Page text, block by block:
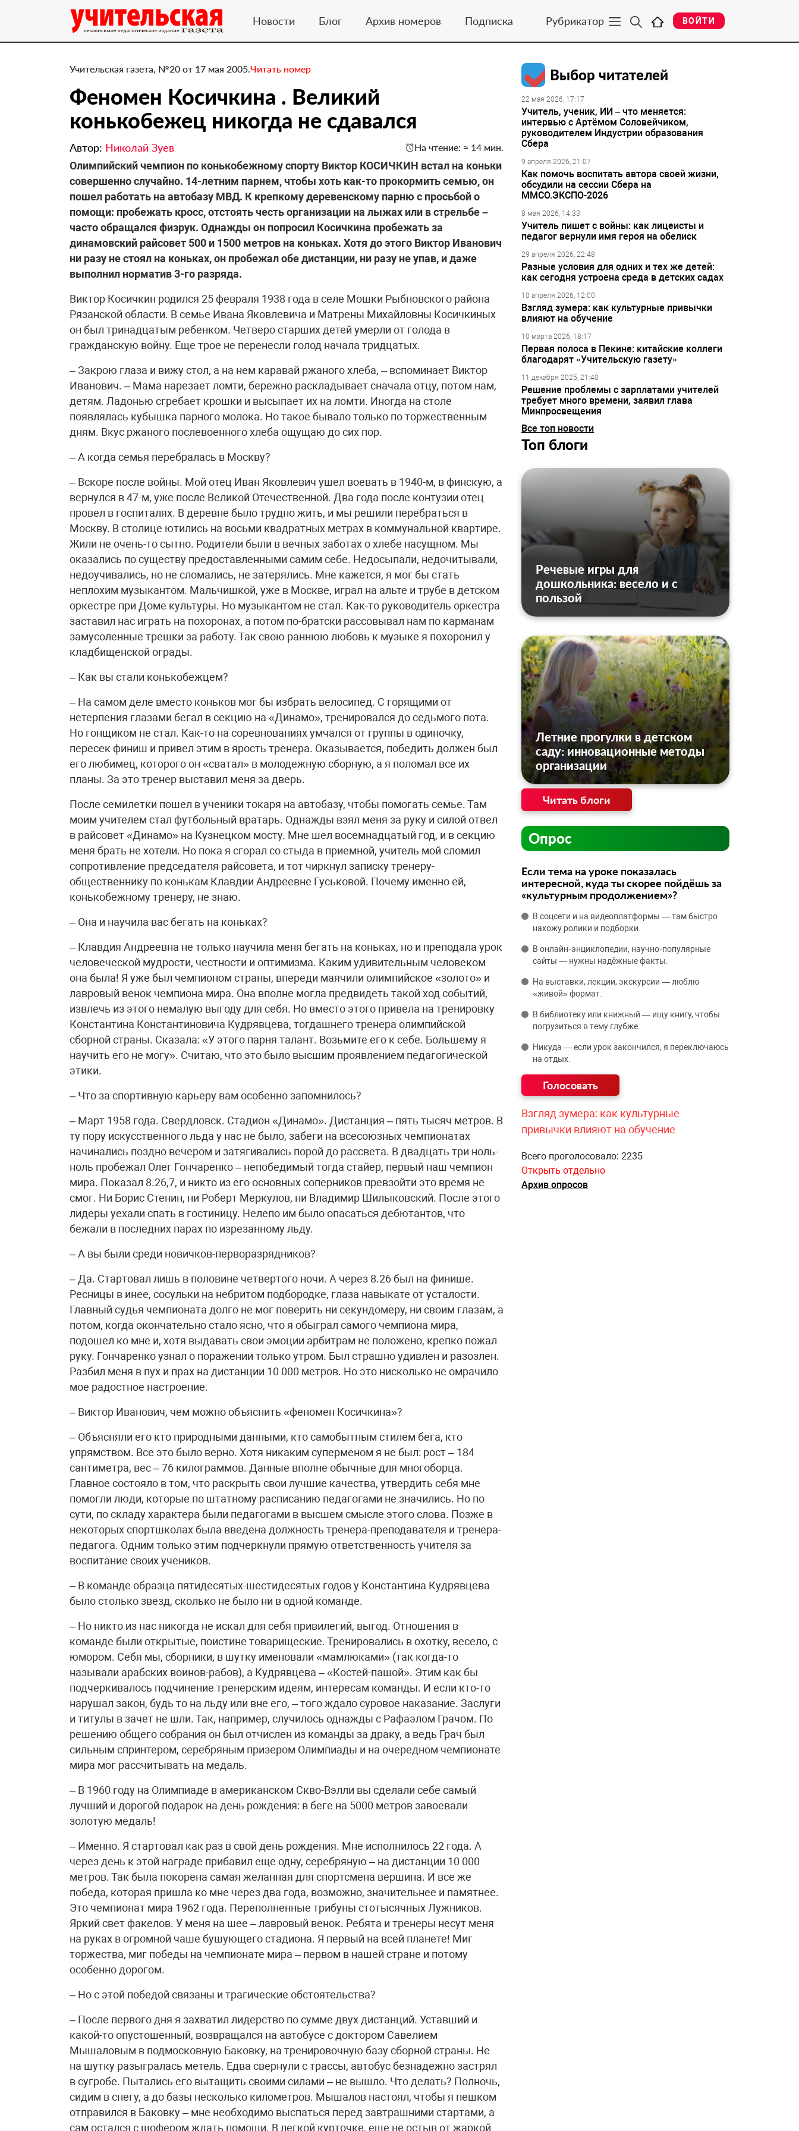
Новости Блог Архив номеров Подписка Рубрикатор ВОЙТИ
Учительская газета, №20 от 17 мая 2005.Читать номер
Феномен Косичкина . Великий
конькобежец никогда не сдавался
Автор: Николай Зуев На чтение: ≈ 14 мин.
Олимпийский чемпион по конькобежному спорту Виктор КОСИЧКИН встал на коньки
совершенно случайно. 14-летним парнем, чтобы хоть как-то прокормить семью, он
пошел работать на автобазу МВД. К крепкому деревенскому парню с просьбой о
помощи: пробежать кросс, отстоять честь организации на лыжах или в стрельбе –
часто обращался физрук. Однажды он попросил Косичкина пробежать за
динамовский райсовет 500 и 1500 метров на коньках. Хотя до этого Виктор Иванович
ни разу не стоял на коньках, он пробежал обе дистанции, ни разу не упав, и даже
выполнил норматив 3-го разряда.
Виктор Косичкин родился 25 февраля 1938 года в селе Мошки Рыбновского района
Рязанской области. В семье Ивана Яковлевича и Матрены Михайловны Косичкиных
он был тринадцатым ребенком. Четверо старших детей умерли от голода в
гражданскую войну. Еще трое не перенесли голод начала тридцатых.
– Закрою глаза и вижу стол, а на нем каравай ржаного хлеба, – вспоминает Виктор
Иванович. – Мама нарезает ломти, бережно раскладывает сначала отцу, потом нам,
детям. Ладонью сгребает крошки и высыпает их на ломти. Иногда на столе
появлялась кубышка парного молока. Но такое бывало только по торжественным
дням. Вкус ржаного послевоенного хлеба ощущаю до сих пор.
– А когда семья перебралась в Москву?
– Вскоре после войны. Мой отец Иван Яковлевич ушел воевать в 1940-м, в финскую, а
вернулся в 47-м, уже после Великой Отечественной. Два года после контузии отец
провел в госпиталях. В деревне было трудно жить, и мы решили перебраться в
Москву. В столице ютились на восьми квадратных метрах в коммунальной квартире.
Жили не очень-то сытно. Родители были в вечных заботах о хлебе насущном. Мы
оказались по существу предоставленными самим себе. Недосыпали, недочитывали,
недоучивались, но не сломались, не затерялись. Мне кажется, я мог бы стать
неплохим музыкантом. Мальчишкой, уже в Москве, играл на альте и трубе в детском
оркестре при Доме культуры. Но музыкантом не стал. Как-то руководитель оркестра
заставил нас играть на похоронах, а потом по-братски рассовывал нам по карманам
замусоленные трешки за работу. Так свою раннюю любовь к музыке я похоронил у
кладбищенской ограды.
– Как вы стали конькобежцем?
– На самом деле вместо коньков мог бы избрать велосипед. С горящими от
нетерпения глазами бегал в секцию на «Динамо», тренировался до седьмого пота.
Но гонщиком не стал. Как-то на соревнованиях умчался от группы в одиночку,
пересек финиш и привел этим в ярость тренера. Оказывается, победить должен был
его любимец, которого он «сватал» в молодежную сборную, а я поломал все их
планы. За это тренер выставил меня за дверь.
После семилетки пошел в ученики токаря на автобазу, чтобы помогать семье. Там
моим учителем стал футбольный вратарь. Однажды взял меня за руку и силой отвел
в райсовет «Динамо» на Кузнецком мосту. Мне шел восемнадцатый год, и в секцию
меня брать не хотели. Но пока я сгорал со стыда в приемной, учитель мой сломил
сопротивление председателя райсовета, и тот чиркнул записку тренеру-
общественнику по конькам Клавдии Андреевне Гуськовой. Почему именно ей,
конькобежному тренеру, не знаю.
– Она и научила вас бегать на коньках?
– Клавдия Андреевна не только научила меня бегать на коньках, но и преподала урок
человеческой мудрости, честности и оптимизма. Каким удивительным человеком
она была! Я уже был чемпионом страны, впереди маячили олимпийское «золото» и
лавровый венок чемпиона мира. Она вполне могла предвидеть такой ход событий,
извлечь из этого немалую выгоду для себя. Но вместо этого привела на тренировку
Константина Константиновича Кудрявцева, тогдашнего тренера олимпийской
сборной страны. Сказала: «У этого парня талант. Возьмите его к себе. Большему я
научить его не могу». Считаю, что это было высшим проявлением педагогической
этики.
– Что за спортивную карьеру вам особенно запомнилось?
– Март 1958 года. Свердловск. Стадион «Динамо». Дистанция – пять тысяч метров. В
ту пору искусственного льда у нас не было, забеги на всесоюзных чемпионатах
начинались поздно вечером и затягивались порой до рассвета. В двадцать три ноль-
ноль пробежал Олег Гончаренко – непобедимый тогда стайер, первый наш чемпион
мира. Показал 8.26,7, и никто из его основных соперников превзойти это время не
смог. Ни Борис Стенин, ни Роберт Меркулов, ни Владимир Шилыковский. После этого
лидеры уехали спать в гостиницу. Нелепо им было опасаться дебютантов, что
бежали в последних парах по изрезанному льду.
– А вы были среди новичков-перворазрядников?
– Да. Стартовал лишь в половине четвертого ночи. А через 8.26 был на финише.
Ресницы в инее, сосульки на небритом подбородке, глаза навыкате от усталости.
Главный судья чемпионата долго не мог поверить ни секундомеру, ни своим глазам, а
потом, когда окончательно стало ясно, что я обыграл самого чемпиона мира,
подошел ко мне и, хотя выдавать свои эмоции арбитрам не положено, крепко пожал
руку. Гончаренко узнал о поражении только утром. Был страшно удивлен и разозлен.
Разбил меня в пух и прах на дистанции 10 000 метров. Но это нисколько не омрачило
мое радостное настроение.
– Виктор Иванович, чем можно объяснить «феномен Косичкина»?
– Объясняли его кто природными данными, кто самобытным стилем бега, кто
упрямством. Все это было верно. Хотя никаким суперменом я не был: рост – 184
сантиметра, вес – 76 килограммов. Данные вполне обычные для многоборца.
Главное состояло в том, что раскрыть свои лучшие качества, утвердить себя мне
помогли люди, которые по штатному расписанию педагогами не значились. Но по
сути, по складу характера были педагогами в высшем смысле этого слова. Позже в
некоторых спортшколах была введена должность тренера-преподавателя и тренера-
педагога. Одним только этим подчеркнули прямую ответственность учителя за
воспитание своих учеников.
– В команде образца пятидесятых-шестидесятых годов у Константина Кудрявцева
было столько звезд, сколько не было ни в одной команде.
– Но никто из нас никогда не искал для себя привилегий, выгод. Отношения в
команде были открытые, поистине товарищеские. Тренировались в охотку, весело, с
юмором. Себя мы, сборники, в шутку именовали «мамлюками» (так когда-то
называли арабских воинов-рабов), а Кудрявцева – «Костей-пашой». Этим как бы
подчеркивалось подчинение тренерским идеям, интересам команды. И если кто-то
нарушал закон, будь то на льду или вне его, – того ждало суровое наказание. Заслуги
и титулы в зачет не шли. Так, например, случилось однажды с Рафаэлом Грачом. По
решению общего собрания он был отчислен из команды за драку, а ведь Грач был
сильным спринтером, серебряным призером Олимпиады и на очередном чемпионате
мира мог рассчитывать на медаль.
– В 1960 году на Олимпиаде в американском Скво-Вэлли вы сделали себе самый
лучший и дорогой подарок на день рождения: в беге на 5000 метров завоевали
золотую медаль!
– Именно. Я стартовал как раз в свой день рождения. Мне исполнилось 22 года. А
через день к этой награде прибавил еще одну, серебряную – на дистанции 10 000
метров. Так была покорена самая желанная для спортсмена вершина. И все же
победа, которая пришла ко мне через два года, возможно, значительнее и памятнее.
Это чемпионат мира 1962 года. Переполненные трибуны стотысячных Лужников.
Яркий свет факелов. У меня на шее – лавровый венок. Ребята и тренеры несут меня
на руках в огромной чаше бушующего стадиона. Я первый на всей планете! Миг
торжества, миг победы на чемпионате мира – первом в нашей стране и потому
особенно дорогом.
– Но с этой победой связаны и трагические обстоятельства?
– После первого дня я захватил лидерство по сумме двух дистанций. Уставший и
какой-то опустошенный, возвращался на автобусе с доктором Савелием
Мышаловым в подмосковную Баковку, на тренировочную базу сборной страны. Не
на шутку разыгралась метель. Едва свернули с трассы, автобус безнадежно застрял
в сугробе. Пытались его вытащить своими силами – не вышло. Что делать? Полночь,
сидим в снегу, а до базы несколько километров. Мышалов настоял, чтобы я пешком
отправился в Баковку – мне необходимо выспаться перед завтрашними стартами, а
сам остался с шофером ждать помощи. В легкой курточке, еще не остыв от жаркой
Выбор читателей
22 мая 2026, 17:17
Учитель, ученик, ИИ – что меняется:
интервью с Артёмом Соловейчиком,
руководителем Индустрии образования
Сбера
9 апреля 2026, 21:07
Как помочь воспитать автора своей жизни,
обсудили на сессии Сбера на
ММСО.ЭКСПО-2026
8 мая 2026, 14:33
Учитель пишет с войны: как лицеисты и
педагог вернули имя героя на обелиск
29 апреля 2026, 22:48
Разные условия для одних и тех же детей:
как сегодня устроена среда в детских садах
10 апреля 2026, 12:00
Взгляд зумера: как культурные привычки
влияют на обучение
10 марта 2026, 18:17
Первая полоса в Пекине: китайские коллеги
благодарят «Учительскую газету»
11 декабря 2025, 21:40
Решение проблемы с зарплатами учителей
требует много времени, заявил глава
Минпросвещения
Все топ новости
Топ блоги
Речевые игры для
дошкольника: весело и с
пользой
Летние прогулки в детском
саду: инновационные методы
организации
Читать блоги
Опрос
Если тема на уроке показалась
интересной, куда ты скорее пойдёшь за
«культурным продолжением»?
В соцсети и на видеоплатформы — там быстро
нахожу ролики и подборки.
В онлайн‑энциклопедии, научно‑популярные
сайты — нужны надёжные факты.
На выставки, лекции, экскурсии — люблю
«живой» формат.
В библиотеку или книжный — ищу книгу, чтобы
погрузиться в тему глубже.
Никуда — если урок закончился, я переключаюсь
на отдых.
Взгляд зумера: как культурные
привычки влияют на обучение
Всего проголосовало: 2235
Открыть отдельно
Архив опросов